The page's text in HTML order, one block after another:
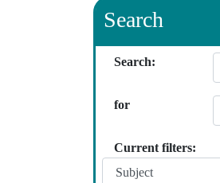
Search
Search:
for
Current filters: